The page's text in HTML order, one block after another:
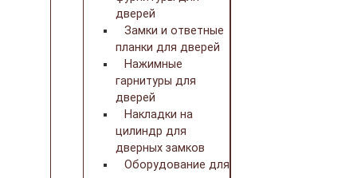
дверей
Замки и ответные
планки для дверей
Нажимные
гарнитуры для
дверей
Накладки на
цилиндр для
дверных замков
Оборудование для